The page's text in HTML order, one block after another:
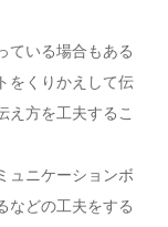
ている場合もある
をくりかえして伝
え方を工夫するこ
ュニケーションボ
などの工夫をする